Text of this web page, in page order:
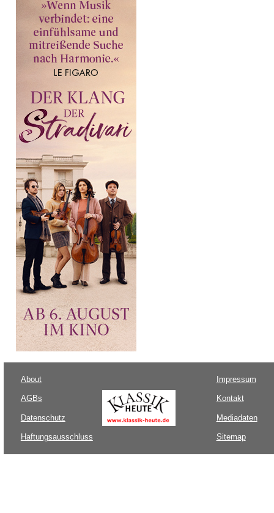
About
AGBs
Datenschutz
Haftungsausschluss
Impressum
Kontakt
Mediadaten
Sitemap